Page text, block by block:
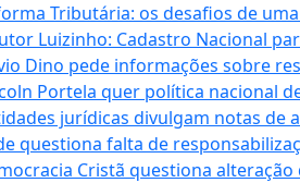
Tributária: os desafios de
Luizinho: Cadastro Nacional
Dino pede informações sobre
Portela quer política nacional
jurídicas divulgam notas de
questiona falta de
Cristã questiona